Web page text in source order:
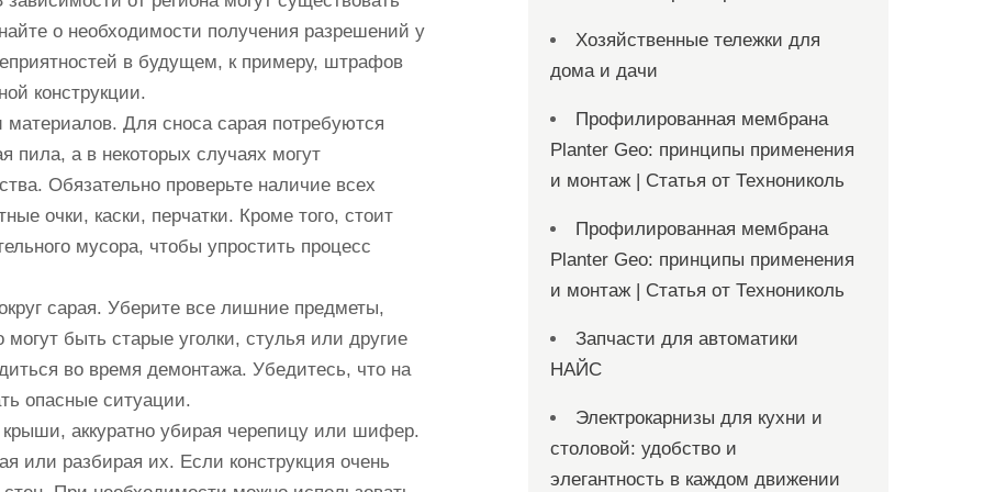
о необходимости получения разрешений у
в будущем, к примеру, штрафов
конструкции.
Для сноса сарая потребуются
пила, а в некоторых случаях могут
Обязательно проверьте наличие всех
очки, каски, перчатки. Кроме того, стоит
мусора, чтобы упростить процесс
сарая. Уберите все лишние предметы,
быть старые уголки, стулья или другие
во время демонтажа. Убедитесь, что на
опасные ситуации.
аккуратно убирая черепицу или шифер.
или разбирая их. Если конструкция очень
Хозяйственные тележки для
дома и дачи
Профилированная мембрана
Planter Geo: принципы применения
и монтаж | Статья от Технониколь
Профилированная мембрана
Planter Geo: принципы применения
и монтаж | Статья от Технониколь
Запчасти для автоматики
НАЙС
Электрокарнизы для кухни и
столовой: удобство и
элегантность в каждом движении